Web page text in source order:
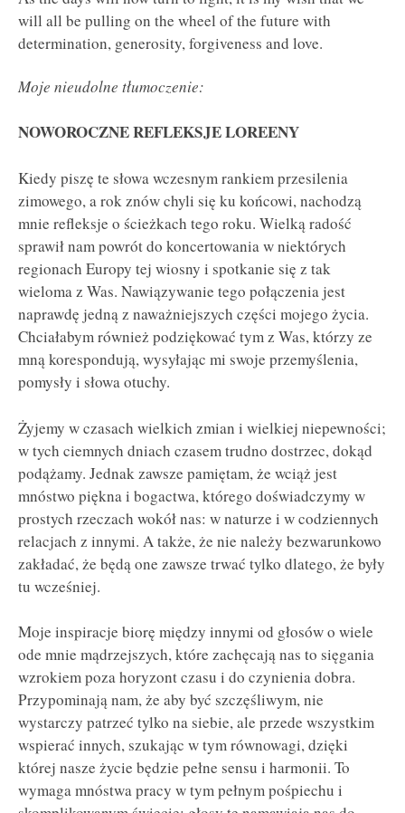
will all be pulling on the wheel of the future with
determination, generosity, forgiveness and love.
Moje nieudolne tłumoczenie:
NOWOROCZNE REFLEKSJE LOREENY
Kiedy piszę te słowa wczesnym rankiem przesilenia
zimowego, a rok znów chyli się ku końcowi, nachodzą
mnie refleksje o ścieżkach tego roku. Wielką radość
sprawił nam powrót do koncertowania w niektórych
regionach Europy tej wiosny i spotkanie się z tak
wieloma z Was. Nawiązywanie tego połączenia jest
naprawdę jedną z naważniejszych części mojego życia.
Chciałabym również podziękować tym z Was, którzy ze
mną korespondują, wysyłając mi swoje przemyślenia,
pomysły i słowa otuchy.
Żyjemy w czasach wielkich zmian i wielkiej niepewności;
w tych ciemnych dniach czasem trudno dostrzec, dokąd
podążamy. Jednak zawsze pamiętam, że wciąż jest
mnóstwo piękna i bogactwa, którego doświadczymy w
prostych rzeczach wokół nas: w naturze i w codziennych
relacjach z innymi. A także, że nie należy bezwarunkowo
zakładać, że będą one zawsze trwać tylko dlatego, że były
tu wcześniej.
Moje inspiracje biorę między innymi od głosów o wiele
ode mnie mądrzejszych, które zachęcają nas to sięgania
wzrokiem poza horyzont czasu i do czynienia dobra.
Przypominają nam, że aby być szczęśliwym, nie
wystarczy patrzeć tylko na siebie, ale przede wszystkim
wspierać innych, szukając w tym równowagi, dzięki
której nasze życie będzie pełne sensu i harmonii. To
wymaga mnóstwa pracy w tym pełnym pośpiechu i